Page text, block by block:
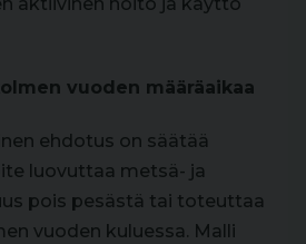
vuoden määräaikaa
ehdotus on säätää
luovuttaa metsä- ja
pois pesästä tai toteuttaa
vuoden kuluessa. Malli